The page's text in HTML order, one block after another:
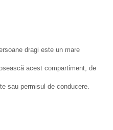
dragi este un mare
acest compartiment, de
sau permisul de conducere.